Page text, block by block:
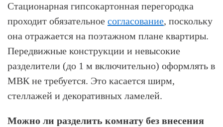
Стационарная гипсокартонная перегородка
проходит обязательное согласование, поскольку
она отражается на поэтажном плане квартиры.
Передвижные конструкции и невысокие
разделители (до 1 м включительно) оформлять в
МВК не требуется. Это касается ширм,
стеллажей и декоративных ламелей.
Можно ли разделить комнату без внесения